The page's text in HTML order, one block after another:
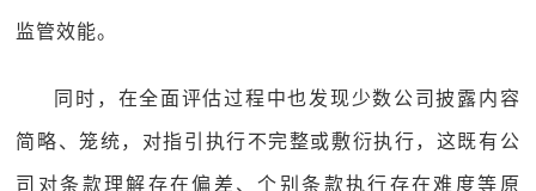
监管效能。
同时，在全面评估过程中也发现少数公司披露内容
简略、笼统，对指引执行不完整或敷衍执行，这既有公
司对条款理解存在偏差、个别条款执行存在难度等原